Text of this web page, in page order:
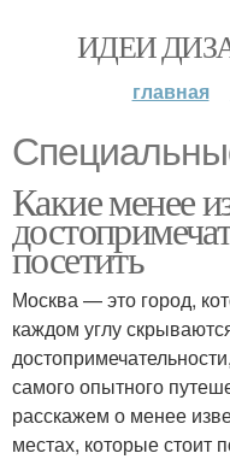
ИДЕИ
главная
Какие менее
посетить
Москва — это город,
каждом углу
самого опытного
расскажем о менее
местах, которые стоит